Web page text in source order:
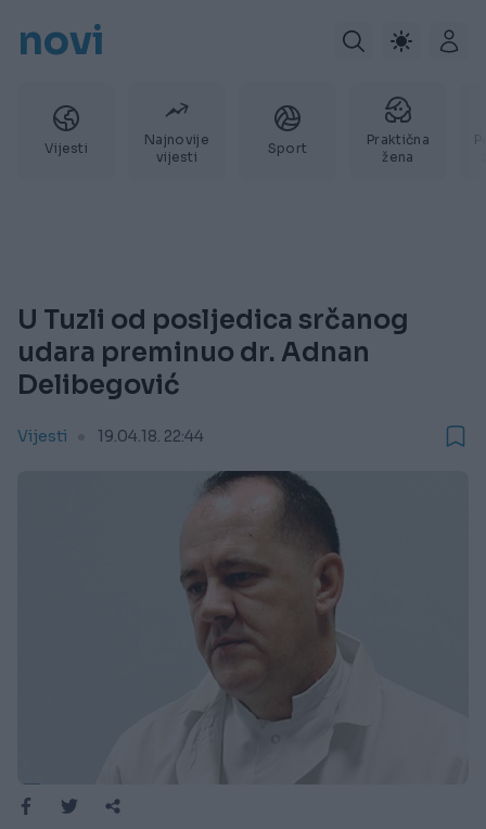
novi
Vijesti
Najnovije
vijesti
Sport
Praktična
žena
U Tuzli od posljedica srčanog
udara preminuo dr. Adnan
Delibegović
Vijesti 19.04.18. 22:44